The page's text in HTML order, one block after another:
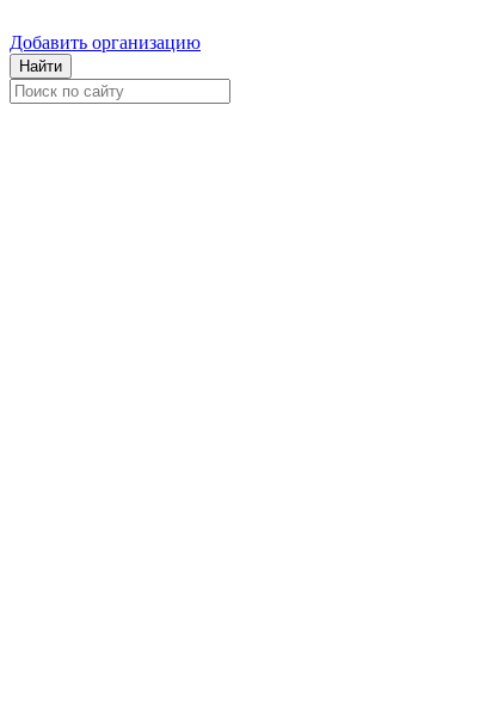
Добавить организацию